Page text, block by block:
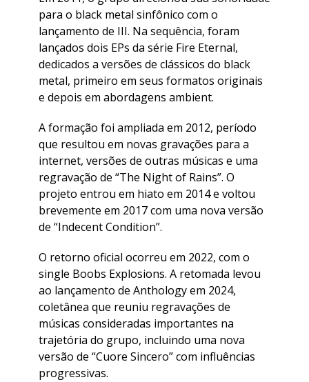
para o black metal sinfônico com o
lançamento de III. Na sequência, foram
lançados dois EPs da série Fire Eternal,
dedicados a versões de clássicos do black
metal, primeiro em seus formatos originais
e depois em abordagens ambient.
A formação foi ampliada em 2012, período
que resultou em novas gravações para a
internet, versões de outras músicas e uma
regravação de “The Night of Rains”. O
projeto entrou em hiato em 2014 e voltou
brevemente em 2017 com uma nova versão
de “Indecent Condition”.
O retorno oficial ocorreu em 2022, com o
single Boobs Explosions. A retomada levou
ao lançamento de Anthology em 2024,
coletânea que reuniu regravações de
músicas consideradas importantes na
trajetória do grupo, incluindo uma nova
versão de “Cuore Sincero” com influências
progressivas.